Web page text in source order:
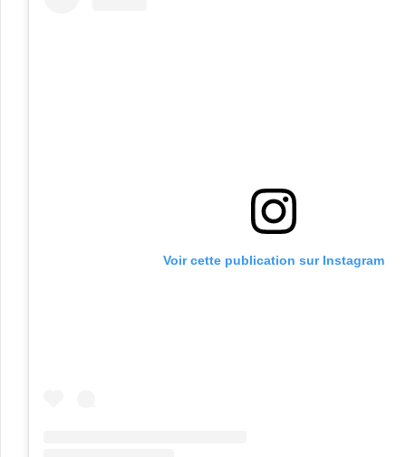
Voir cette publication sur Instagram